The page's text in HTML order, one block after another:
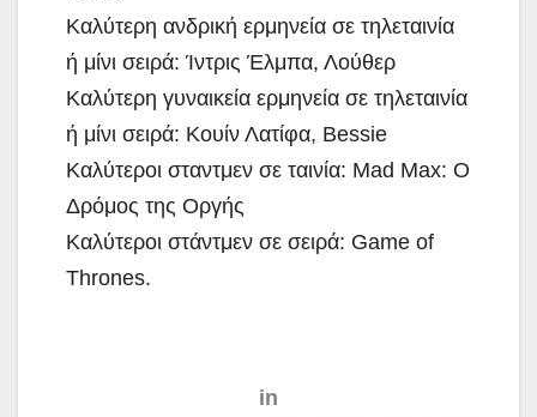
Καλύτερη ανδρική ερμηνεία σε τηλεταινία
ή μίνι σειρά: Ίντρις Έλμπα, Λούθερ
Καλύτερη γυναικεία ερμηνεία σε τηλεταινία
ή μίνι σειρά: Κουίν Λατίφα, Bessie
Καλύτεροι σταντμεν σε ταινία: Mad Max: Ο
Δρόμος της Οργής
Καλύτεροι στάντμεν σε σειρά: Game of
Thrones.
in